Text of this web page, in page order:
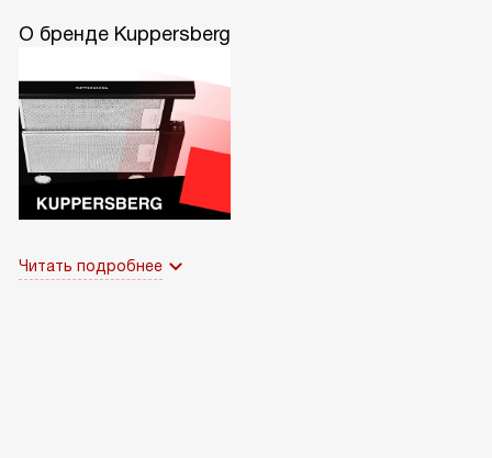
О бренде Kuppersberg
Читать подробнее